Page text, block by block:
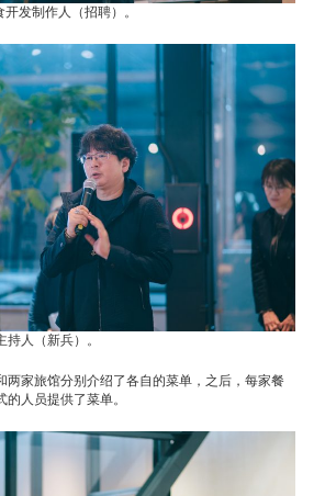
发制作人（招聘）。
人（新兵）。
两家旅馆分别介绍了各自的菜单，之后，每家餐
人员提供了菜单。